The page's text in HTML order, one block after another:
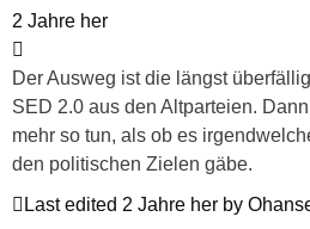
2 Jahre her
Der Ausweg ist die längst
SED 2.0 aus den Altparteien.
mehr so tun, als ob es
den politischen Zielen gäbe.
Last edited 2 Jahre her by